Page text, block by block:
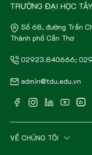
TRƯỜNG ĐẠI HỌC
Số 68, đường Trần
Thành phố Cần Thơ
02923.840666;
admin@tdu.edu.vn
VỀ CHÚNG TÔI